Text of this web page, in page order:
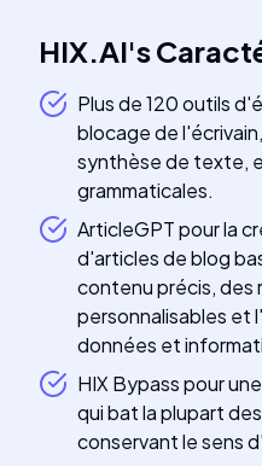
HIX.AI's
Plus de 120 outils
blocage de
synthèse de texte,
grammaticales.
ArticleGPT pour la
d'articles de blog
contenu précis, des
personnalisables et
données et
HIX Bypass pour
qui bat la plupart
conservant le sens